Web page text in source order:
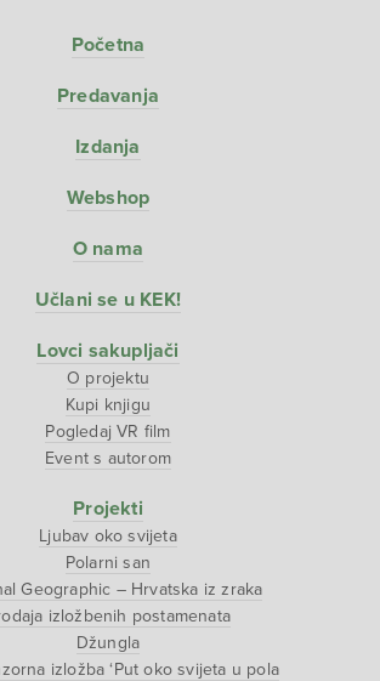
Početna
Predavanja
Izdanja
Webshop
O nama
Učlani se u KEK!
Lovci sakupljači
O projektu
Kupi knjigu
Pogledaj VR film
Event s autorom
Projekti
Ljubav oko svijeta
Polarni san
Geographic – Hrvatska iz zraka
izložbenih postamenata
Džungla
izložba ‘Put oko svijeta u pola